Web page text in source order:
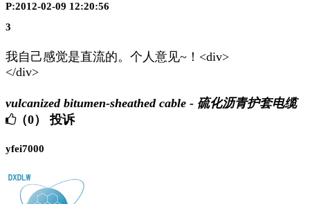
P:2012-02-09 12:20:56
3
我自己感觉是直流的。个人意见~！<div>
</div>
vulcanized bitumen-sheathed cable - 硫化沥青护套电缆
（0）
投诉
yfei7000